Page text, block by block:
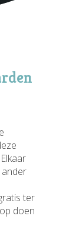
ter
doen